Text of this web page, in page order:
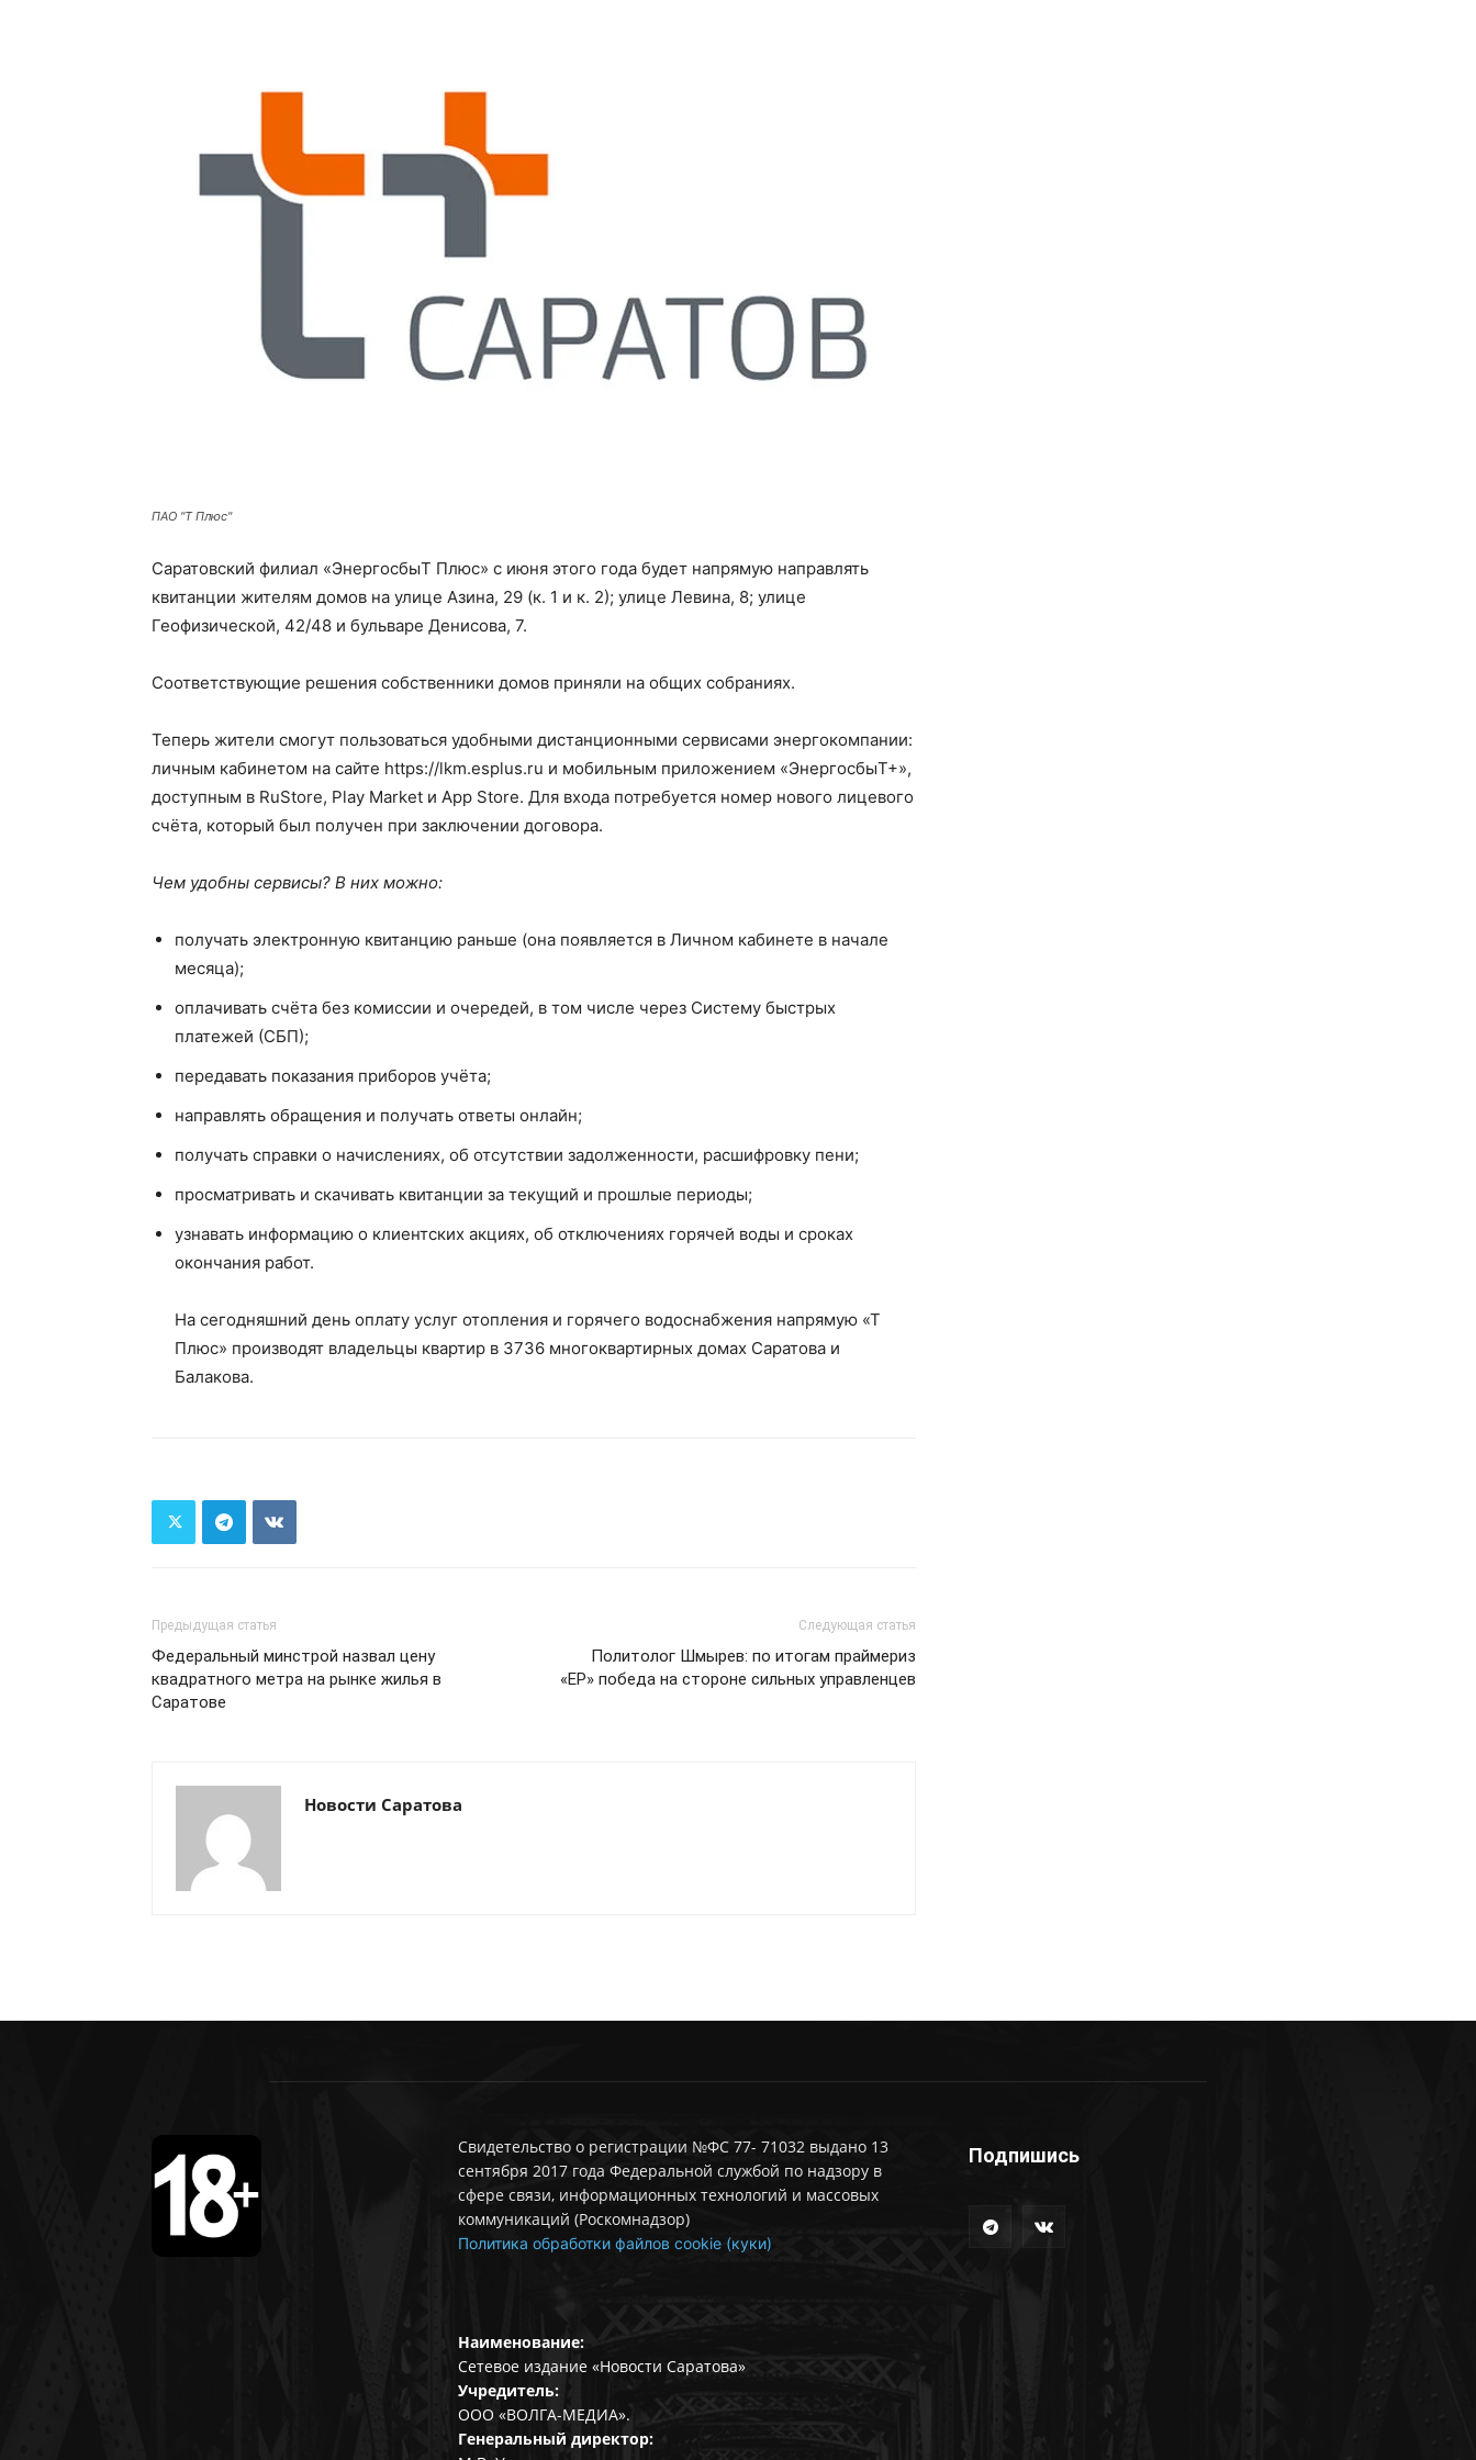
ПАО "Т Плюс"
Саратовский филиал «ЭнергосбыТ Плюс» с июня этого года будет напрямую направлять
квитанции жителям домов на улице Азина, 29 (к. 1 и к. 2); улице Левина, 8; улице
Геофизической, 42/48 и бульваре Денисова, 7.
Соответствующие решения собственники домов приняли на общих собраниях.
Теперь жители смогут пользоваться удобными дистанционными сервисами энергокомпании:
личным кабинетом на сайте https://lkm.esplus.ru и мобильным приложением «ЭнергосбыТ+»,
доступным в RuStore, Play Market и App Store. Для входа потребуется номер нового лицевого
счёта, который был получен при заключении договора.
Чем удобны сервисы? В них можно:
получать электронную квитанцию раньше (она появляется в Личном кабинете в начале
месяца);
оплачивать счёта без комиссии и очередей, в том числе через Систему быстрых
платежей (СБП);
передавать показания приборов учёта;
направлять обращения и получать ответы онлайн;
получать справки о начислениях, об отсутствии задолженности, расшифровку пени;
просматривать и скачивать квитанции за текущий и прошлые периоды;
узнавать информацию о клиентских акциях, об отключениях горячей воды и сроках
окончания работ.
На сегодняшний день оплату услуг отопления и горячего водоснабжения напрямую «Т
Плюс» производят владельцы квартир в 3736 многоквартирных домах Саратова и
Балакова.
Предыдущая статья
Федеральный минстрой назвал цену
квадратного метра на рынке жилья в
Саратове
Следующая статья
Политолог Шмырев: по итогам праймериз
«ЕР» победа на стороне сильных управленцев
Новости Саратова
Свидетельство о регистрации №ФС 77- 71032 выдано 13
сентября 2017 года Федеральной службой по надзору в
сфере связи, информационных технологий и массовых
коммуникаций (Роскомнадзор)
Политика обработки файлов cookie (куки)
Наименование:
Сетевое издание «Новости Саратова»
Учредитель:
ООО «ВОЛГА-МЕДИА».
Генеральный директор:
Подпишись